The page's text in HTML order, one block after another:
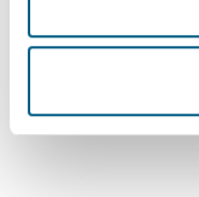
Tekniset tiedot